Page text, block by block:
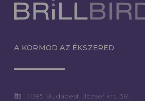
A KÖRMÖD AZ ÉKSZERED
corporate_fare 1085 Budapest, József krt. 38.